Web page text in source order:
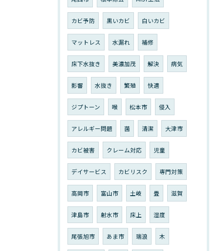
カビ予防 黒いカビ 白いカビ
マットレス 水漏れ 補修
床下水抜き 美濃加茂 解決 病気
影響 水抜き 繁殖 快適
ジプトーン 喉 松本市 侵入
アレルギー問題 菌 清潔 大津市
カビ被害 クレーム対応 児童
デイサービス カビリスク 専門対策
高岡市 富山市 土岐 畳 滋賀
津島市 射水市 床上 湿度
尾張旭市 あま市 瑞浪 木